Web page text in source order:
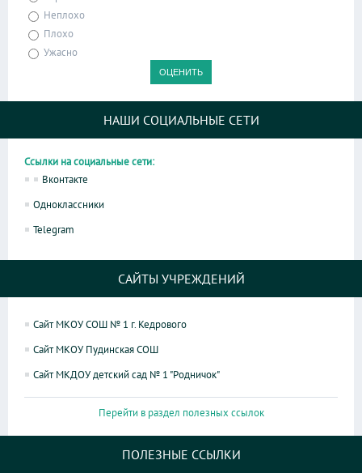
Неплохо
Плохо
Ужасно
НАШИ СОЦИАЛЬНЫЕ СЕТИ
Ссылки на социальные сети:
Вконтакте
Одноклассники
Telegram
САЙТЫ УЧРЕЖДЕНИЙ
Сайт МКОУ СОШ № 1 г. Кедрового
Сайт МКОУ Пудинская СОШ
Сайт МКДОУ детский сад № 1 "Родничок"
Перейти в раздел полезных ссылок
ПОЛЕЗНЫЕ ССЫЛКИ